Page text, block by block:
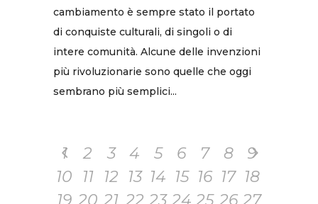
cambiamento è sempre stato il portato
di conquiste culturali, di singoli o di
intere comunità. Alcune delle invenzioni
più rivoluzionarie sono quelle che oggi
sembrano più semplici...
1 2 3 4 5 6 7 8
9
10
11 12 13 14 15 16 17 18
19 20 21 22 23 24 25 26 27